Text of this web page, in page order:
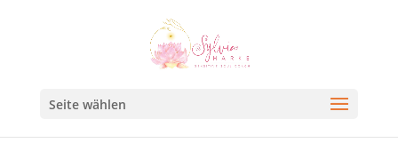
Seite wählen